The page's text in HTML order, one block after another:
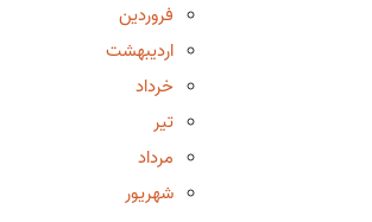
فروردین
اردیبهشت
خرداد
تیر
مرداد
شهریور